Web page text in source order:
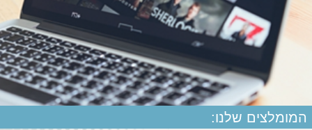
המומלצים שלנו: